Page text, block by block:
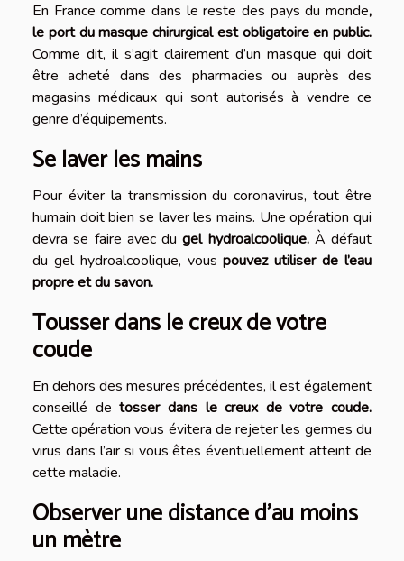
En France comme dans le reste des pays du monde,
le port du masque chirurgical est obligatoire en public.
Comme dit, il s’agit clairement d’un masque qui doit
être acheté dans des pharmacies ou auprès des
magasins médicaux qui sont autorisés à vendre ce
genre d’équipements.
Se laver les mains
Pour éviter la transmission du coronavirus, tout être
humain doit bien se laver les mains. Une opération qui
devra se faire avec dugel hydroalcoolique.À défaut
du gel hydroalcoolique, vouspouvez utiliser de l’eau
propre et du savon.
Tousser dans le creux de votre
coude
En dehors des mesures précédentes, il est également
conseillé detosser dans le creux de votre coude.
Cette opération vous évitera de rejeter les germes du
virus dans l’air si vous êtes éventuellement atteint de
cette maladie.
Observer une distance d’au moins
un mètre